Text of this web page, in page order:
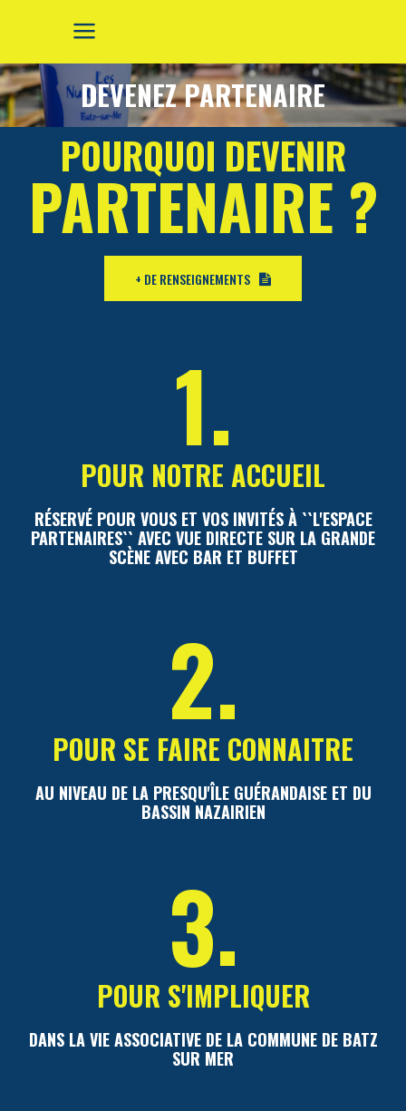
DEVENEZ PARTENAIRE
POURQUOI DEVENIR
PARTENAIRE ?
+ DE RENSEIGNEMENTS
1.
POUR NOTRE ACCUEIL
RÉSERVÉ POUR VOUS ET VOS INVITÉS À ``L'ESPACE
PARTENAIRES`` AVEC VUE DIRECTE SUR LA GRANDE
SCÈNE AVEC BAR ET BUFFET
2.
POUR SE FAIRE CONNAITRE
AU NIVEAU DE LA PRESQU'ÎLE GUÉRANDAISE ET DU
BASSIN NAZAIRIEN
3.
POUR S'IMPLIQUER
DANS LA VIE ASSOCIATIVE DE LA COMMUNE DE BATZ
SUR MER